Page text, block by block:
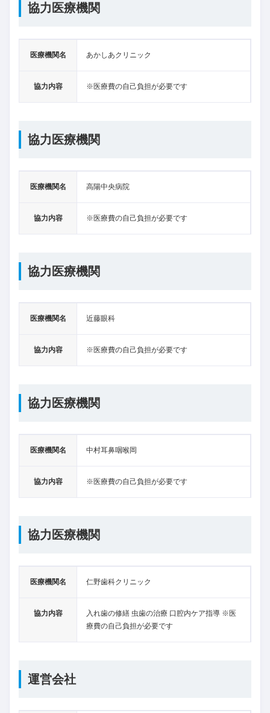
協力医療機関
医療機関名 あかしあクリニック
協力内容 ※医療費の自己負担が必要です
協力医療機関
医療機関名 高陽中央病院
協力内容 ※医療費の自己負担が必要です
協力医療機関
医療機関名 近藤眼科
協力内容 ※医療費の自己負担が必要です
協力医療機関
医療機関名 中村耳鼻咽喉岡
協力内容 ※医療費の自己負担が必要です
協力医療機関
医療機関名 仁野歯科クリニック
協力内容
入れ歯の修繕 虫歯の治療 口腔内ケア指導 ※医
療費の自己負担が必要です
運営会社